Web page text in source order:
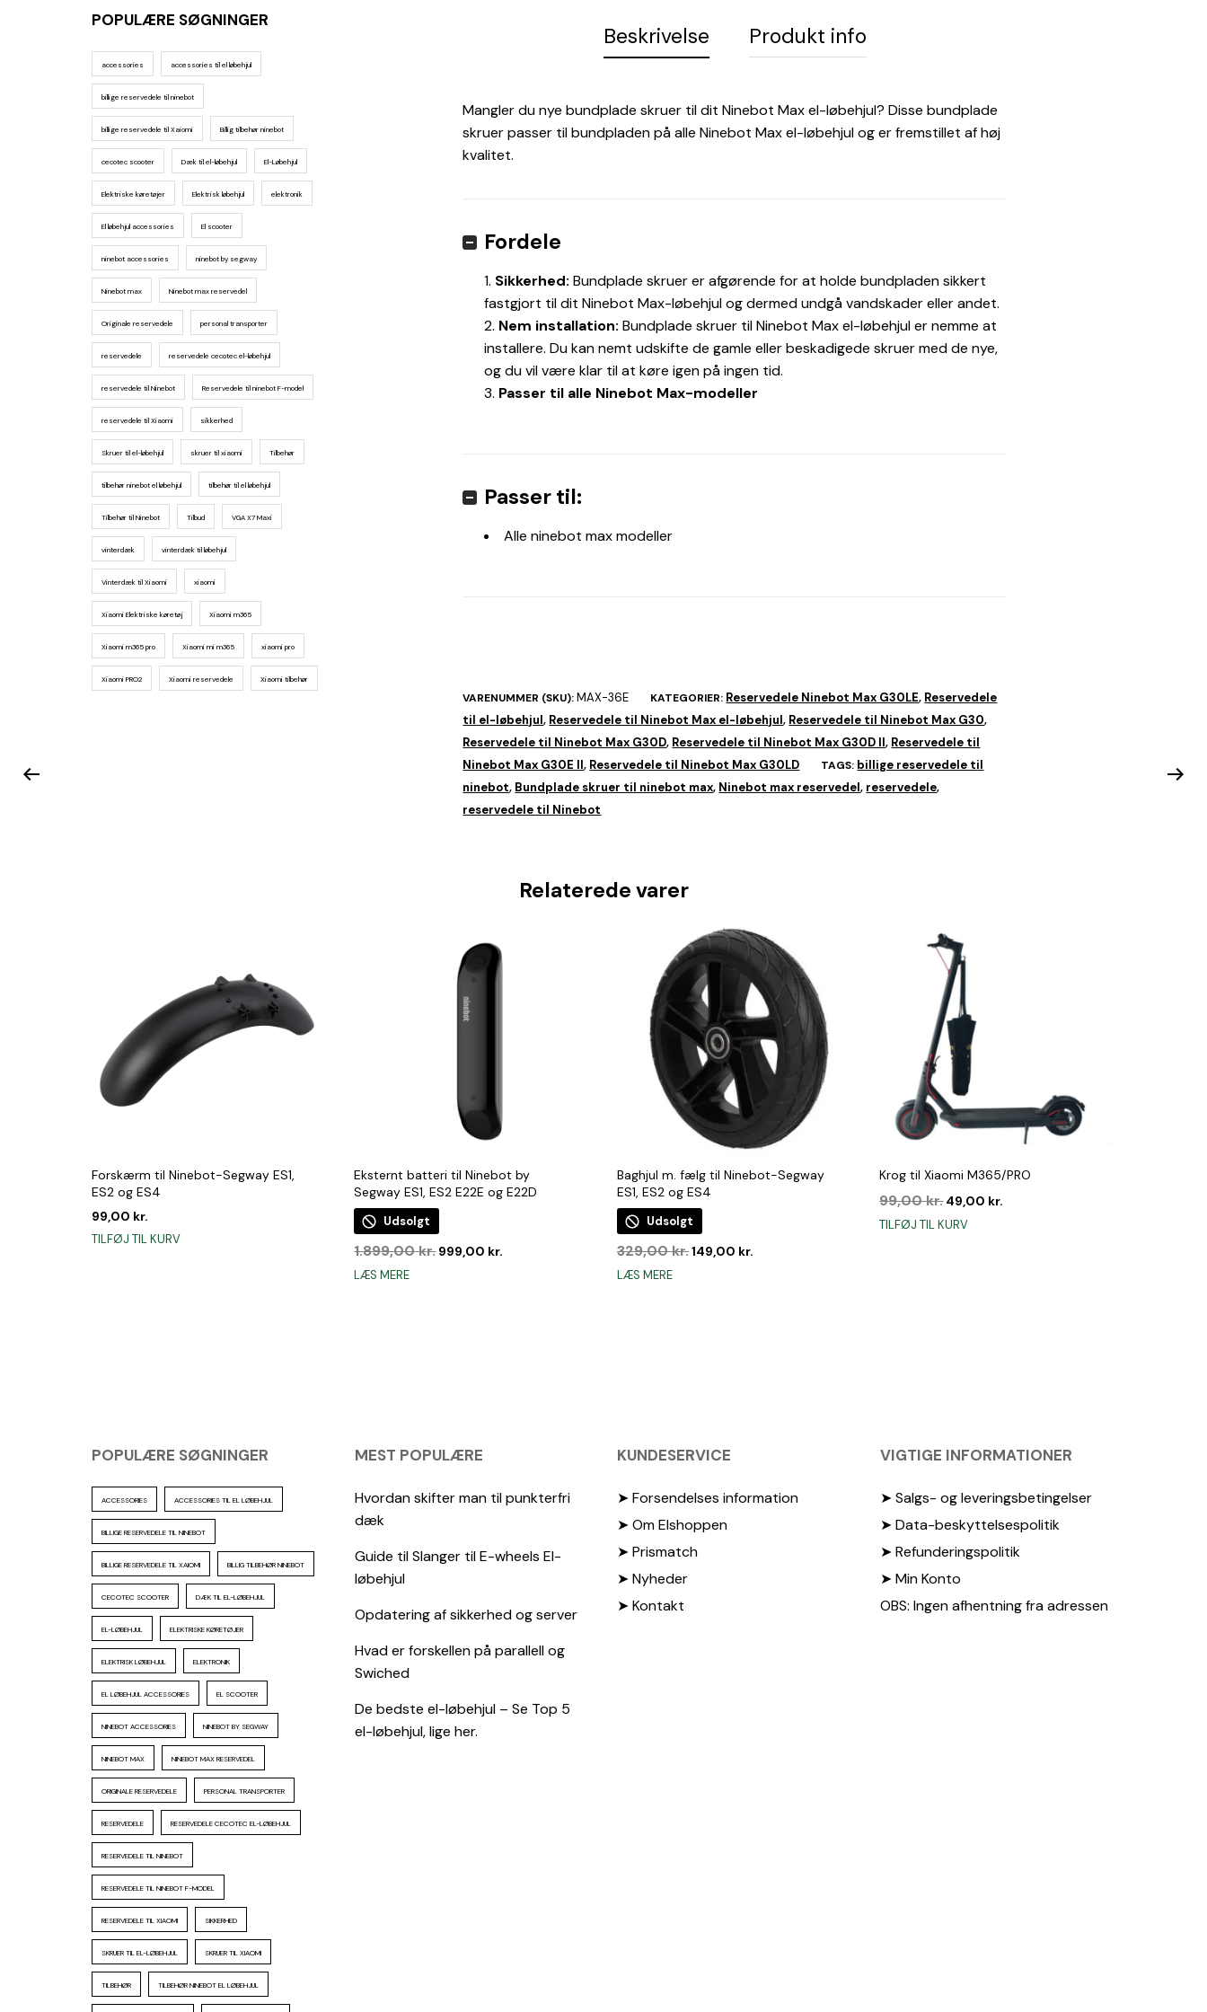
POPULÆRE SØGNINGER
accessories accessories til el løbehjul
billige reservedele til ninebot
billige reservedele til Xaiomi Billig tilbehør ninebot
cecotec scooter Dæk til el-løbehjul El-Løbehjul
Elektriske køretøjer Elektrisk løbehjul elektronik
El løbehjul accessories El scooter
ninebot accessories ninebot by segway
Ninebot max Ninebot max reservedel
Originale reservedele personal transporter
reservedele reservedele cecotec el-løbehjul
reservedele til Ninebot Reservedele til ninebot F-model
reservedele til Xiaomi sikkerhed
Skruer til el-løbehjul skruer til xiaomi Tilbehør
tilbehør ninebot el løbehjul tilbehør til el løbehjul
Tilbehør til Ninebot Tilbud VGA X7 Maxi
vinterdæk vinterdæk til løbehjul
Vinterdæk til Xiaomi xiaomi
Xiaomi Elektriske køretøj Xiaomi m365
Xiaomi m365 pro Xiaomi mi m365 xiaomi pro
Xiaomi PRO2 Xiaomi reservedele Xiaomi tilbehør
Beskrivelse Produkt info
Mangler du nye bundplade skruer til dit Ninebot Max el-løbehjul? Disse bundplade
skruer passer til bundpladen på alle Ninebot Max el-løbehjul og er fremstillet af høj
kvalitet.
Fordele
Sikkerhed: Bundplade skruer er afgørende for at holde bundpladen sikkert
fastgjort til dit Ninebot Max-løbehjul og dermed undgå vandskader eller andet.
Nem installation: Bundplade skruer til Ninebot Max el-løbehjul er nemme at
installere. Du kan nemt udskifte de gamle eller beskadigede skruer med de nye,
og du vil være klar til at køre igen på ingen tid.
Passer til alle Ninebot Max-modeller
Passer til:
Alle ninebot max modeller
VARENUMMER (SKU): MAX-36E KATEGORIER: Reservedele Ninebot Max G30LE, Reservedele
til el-løbehjul, Reservedele til Ninebot Max el-løbehjul, Reservedele til Ninebot Max G30,
Reservedele til Ninebot Max G30D, Reservedele til Ninebot Max G30D II, Reservedele til
Ninebot Max G30E II, Reservedele til Ninebot Max G30LD TAGS: billige reservedele til
ninebot, Bundplade skruer til ninebot max, Ninebot max reservedel, reservedele,
reservedele til Ninebot
Relaterede varer
Forskærm til Ninebot-Segway ES1,
ES2 og ES4
99,00 kr.
TILFØJ TIL KURV
Eksternt batteri til Ninebot by
Segway ES1, ES2 E22E og E22D
Udsolgt
1.899,00kr.Den
999,00 kr.
LÆS MERE
Baghjul m. fælg til Ninebot-Segway
ES1, ES2 og ES4
Udsolgt
329,00kr.Den
149,00 kr.
LÆS MERE
Krog til Xiaomi M365/PRO
99,00kr.Den
pris
49,00 kr.
TILFØJ TIL KURV
POPULÆRE SØGNINGER
ACCESSORIES ACCESSORIES TIL EL LØBEHJUL
BILLIGE RESERVEDELE TIL NINEBOT
BILLIGE RESERVEDELE TIL XAIOMI BILLIG TILBEHØR NINEBOT
CECOTEC SCOOTER DÆK TIL EL-LØBEHJUL
EL-LØBEHJUL ELEKTRISKE KØRETØJER
ELEKTRISK LØBEHJUL ELEKTRONIK
EL LØBEHJUL ACCESSORIES EL SCOOTER
NINEBOT ACCESSORIES NINEBOT BY SEGWAY
NINEBOT MAX NINEBOT MAX RESERVEDEL
ORIGINALE RESERVEDELE PERSONAL TRANSPORTER
RESERVEDELE RESERVEDELE CECOTEC EL-LØBEHJUL
RESERVEDELE TIL NINEBOT
RESERVEDELE TIL NINEBOT F-MODEL
RESERVEDELE TIL XIAOMI SIKKERHED
SKRUER TIL EL-LØBEHJUL SKRUER TIL XIAOMI
TILBEHØR TILBEHØR NINEBOT EL LØBEHJUL
MEST POPULÆRE
Hvordan skifter man til punkterfri
dæk
Guide til Slanger til E-wheels El-
løbehjul
Opdatering af sikkerhed og server
Hvad er forskellen på parallell og
Swiched
De bedste el-løbehjul – Se Top 5
el-løbehjul, lige her.
KUNDESERVICE
➤ Forsendelses information
➤ Om Elshoppen
➤ Prismatch
➤ Nyheder
➤ Kontakt
VIGTIGE INFORMATIONER
➤ Salgs- og leveringsbetingelser
➤ Data-beskyttelsespolitik
➤ Refunderingspolitik
➤ Min Konto
OBS: Ingen afhentning fra adressen